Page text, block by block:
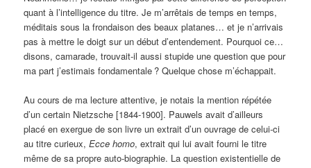
quant à l’intelligence du titre. Je m’arrêtais de temps en temps,
méditais sous la frondaison des beaux platanes… et je n’arrivais
pas à mettre le doigt sur un début d’entendement. Pourquoi ce…
disons, camarade, trouvait-il aussi stupide une question que pour
ma part j’estimais fondamentale ? Quelque chose m’échappait.
Au cours de ma lecture attentive, je notais la mention répétée
d’un certain Nietzsche [1844-1900]. Pauwels avait d’ailleurs
placé en exergue de son livre un extrait d’un ouvrage de celui-ci
au titre curieux,Ecce homo, extrait qui lui avait fourni le titre
même de sa propre auto-biographie. La question existentielle de